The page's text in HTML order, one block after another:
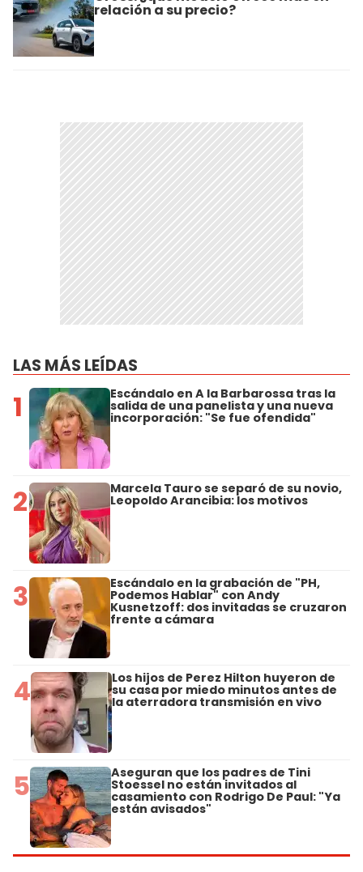
relación a su precio?
LAS MÁS LEÍDAS
1 Escándalo en A la Barbarossa tras la
salida de una panelista y una nueva
incorporación: "Se fue ofendida"
2 Marcela Tauro se separó de su novio,
Leopoldo Arancibia: los motivos
3 Escándalo en la grabación de "PH,
Podemos Hablar" con Andy
Kusnetzoff: dos invitadas se cruzaron
frente a cámara
4 Los hijos de Perez Hilton huyeron de
su casa por miedo minutos antes de
la aterradora transmisión en vivo
5 Aseguran que los padres de Tini
Stoessel no están invitados al
casamiento con Rodrigo De Paul: "Ya
están avisados"